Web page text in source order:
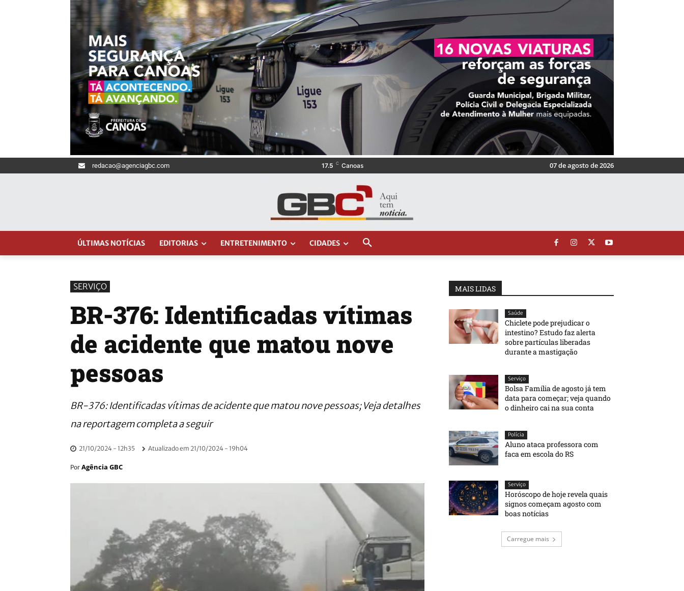
redacao@agenciagbc.com 17.5 C Canoas 07 de agosto de 2026
ÚLTIMAS NOTÍCIAS EDITORIAS ENTRETENIMENTO CIDADES
SERVIÇO
BR-376: Identificadas vítimas
de acidente que matou nove
pessoas
BR-376: Identificadas vítimas de acidente que matou nove pessoas; Veja detalhes
na reportagem completa a seguir
21/10/2024 - 12h35 Atualizado em 21/10/2024 - 19h04
Por Agência GBC
MAIS LIDAS
Saúde
Chiclete pode prejudicar o
intestino? Estudo faz alerta
sobre partículas liberadas
durante a mastigação
Serviço
Bolsa Família de agosto já tem
data para começar; veja quando
o dinheiro cai na sua conta
Polícia
Aluno ataca professora com
faca em escola do RS
Serviço
Horóscopo de hoje revela quais
signos começam agosto com
boas notícias
Carregue mais